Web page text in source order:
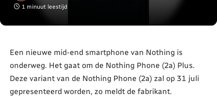
1 minuut leestijd
Een nieuwe mid-end smartphone van Nothing is
onderweg. Het gaat om de Nothing Phone (2a) Plus.
Deze variant van de Nothing Phone (2a) zal op 31 juli
gepresenteerd worden, zo meldt de fabrikant.